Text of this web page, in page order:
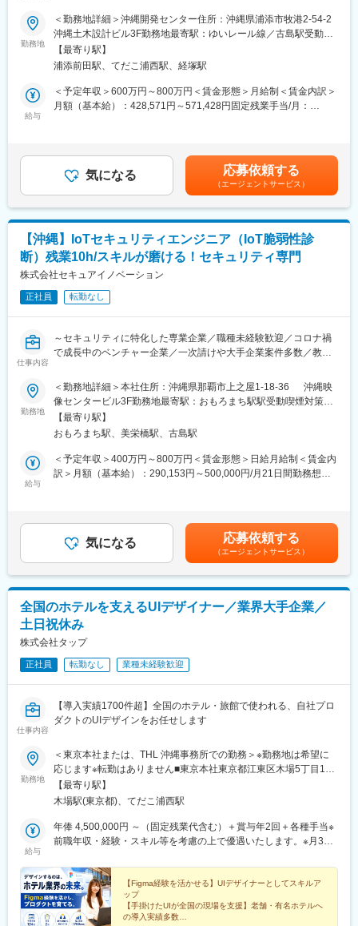
・IT関連業務経験（Office操作、IT基本用語の理解レベルで可）
・基本的なビジネスマナー・PCスキル
・サイバーセキュリティへの強い興味・学習意欲
※IT業界未経験歓迎。異業種出身者も多数活躍中です。
■キャリア・得られるスキル：
・アナリスト → シニアアナリスト／セキュリティコンサルタント
・インシデント分析力・論理的思考力の向上
・資格取得支援制度により、セキュリティ系資格で専門性を証明
「何も起きない日常」を守る社会的意義の高い仕事に、主体的に
学びながら挑戦したい方のご応募をお待ちしています。
変更の範囲：会社の定める業務
■業務内容：
クラウドサービス活用プロジェクトにて、設計・構築領域をリー
ドするポジションです。マネジメントだけでなく、要件定義・設
計からメンバー育成まで幅広く担当します。
■業務詳細：
・チームメンバー（5名程度）のマネジメント、指導、育成
・顧客折衝・提案・各種ドキュメント作成
・運用、監視設計（Zabbix、CloudWatch等）とシステム安定運用
■プロジェクト環境
・主要顧客：富士通、日鉄ソリューションズ ほか大手案件多数
・チーム体制：3～5名規模（全体20名）
・技術領域：AWS／クラウド／運用監視／インフラ設計
■魅力：
・「AIやAWSといった新しい技術を仕事でやりたい」など、意見
が通りやすい職場環境です。
・月1回のWEBや対面の集まり、定期的なキャリアミーティング
・所定労働時間7.5時間で残業も少なく、案件によってはリモート
も可能、有給休暇も年間10日程度取得が可能です。
■当社の魅力：
開。高い技術力だけではなく、質の高いマネジメントの提供を目
指し、調査・解析、システム設計・構築・運用のあらゆるフェー
より、低コスト・高品質のシステム技術を提供。NTTグループ、
東京電力グループ、NECグループなどの様々なプロジェクトで培
ったマネジメント技術をはじめ、開発ノウハウや多数の中小企業
のシステム提案と構築ノウハウにより、お客様の規模・経営方針
に合ったソリューション開発を行っています。
変更の範囲：会社の定める業務
勤務地
＜勤務地詳細＞沖縄開発センター住所：沖縄県浦添市牧港2-54-2
沖縄土木設計ビル3F勤務地最寄駅：ゆいレール線／古島駅受動喫
煙対策：屋内全面禁煙変更の範囲：会社の定める事業所
【最寄り駅】
浦添前田駅、てだこ浦西駅、経塚駅
給与
＜予定年収＞600万円～800万円＜賃金形態＞月給制＜賃金内訳＞
月額（基本給）：428,571円～571,428円固定残業手当/月：
詳細は、経験やスキルを考慮の上決定します。■昇給：年1回（評
価面談に準じて）■賞与：年1回賃金はあくまでも目安の金額であ
り、選考を通じて上下する可能性があります。月給(月額)は固定手
当を含めた表記です。
気になる 応募依頼する
（エージェントサービス）
【沖縄】IoTセキュリティエンジニア（IoT脆弱性診
断）残業10h/スキルが磨ける！セキュリティ専門
株式会社セキュアイノベーション
正社員 転勤なし
仕事内容
～セキュリティに特化した専業企業／職種未経験歓迎／コロナ禍
で成長中のベンチャー企業／一次請けや大手企業案件多数／教育
■職務内容：
車載セキュリティ診断 / IoTセキュリティ診断を行います。
＜車載セキュリティ診断＞
ECU等の車載機器を対象としたセキュリティテスト、ファジン
グ、脆弱性スキャン、ペネトレーションテスト。
また、次世代の車載通信プロトコルであるSOME/IPの研究なども
IoT機器メーカーから機器を取り寄せた上で、セキュリティシステ
ムの脆弱性診断、審査を行います。
的な検査ができるようプランニング）Step（3）診断（ペネトレー
ションテスト、ホスト検査、Webアプリケーション検査）
Step（4）レポート（診断結果報告、解決方法提案）
■職場環境：入社直後は、スキルや経験に応じて、実践形式での研
修を受けていただきます。4～8名のチームで仕事をするため、わ
からないことは常に質問できる環境です。セキュリティに関して
の技術レベルが高い方が多く、専門的な知識を学べます。
■セキュリティ技術の習得について：当社が専業とするセキュリテ
も日々変化しておりますので、常に最新の知識を学び、積極的に
スキルを磨く姿勢が必要となります。実際に、当社社員は退業務
後の時間を使って勉強し、技術のキャッチアップに努めています
（資格取得支援制度有）。
■業務で得られるもの：セキュリティエンジニアの何よりの魅力
は、高い専門スキルで企業やユーザーをIT犯罪から守る仕事だと
は、「情報の事故を未然に防ぐことができた」というやりがいを
感じられます。セキュリティ分野の高い専門性と幅広い業務知識
を身に付けられるのもこの仕事の魅力です。
勤務地
＜勤務地詳細＞本社住所：沖縄県那覇市上之屋1-18-36 沖縄映
像センタービル3F勤務地最寄駅：おもろまち駅駅受動喫煙対策：
敷地内全面禁煙変更の範囲：会社の定める事業所
【最寄り駅】
おもろまち駅、美栄橋駅、古島駅
給与
＜予定年収＞400万円～800万円＜賃金形態＞日給月給制＜賃金内
訳＞月額（基本給）：290,153円～500,000円/月21日間勤務想定
手当＞有＜給与補足＞※固定残業代は残業がない場合も支給し、超
過分は別途支給※経験・能力・前職給等を充分考慮し、面談の上決
定賃金はあくまでも目安の金額であり、選考を通じて上下する可
能性があります。月給(月額)は固定手当を含めた表記です。
気になる 応募依頼する
（エージェントサービス）
全国のホテルを支えるUIデザイナー／業界大手企業／
土日祝休み
株式会社タップ
正社員 転勤なし 業種未経験歓迎
仕事内容
【導入実績1700件超】全国のホテル・旅館で使われる、自社プロ
ダクトのUIデザインをお任せします
勤務地
＜東京本社または、THL 沖縄事務所での勤務＞※勤務地は希望に
応じます※転勤はありません■東京本社東京都江東区木場5丁目10
番11号 宍倉ビル6階（受付）・5階└地下鉄東西線「木場駅」徒歩
1分■THL 沖縄事務所沖縄県うるま市州崎14-27 タップホスピタリ
勤OK
【最寄り駅】
木場駅(東京都)、てだこ浦西駅
給与
年俸 4,500,000円 ～（固定残業代含む）＋賞与年2回＋各種手当※
前職年収・経験・スキル等を考慮の上で優遇いたします。※月30
た場合は別途残業代が加算されます。
【Figma経験を活かせる】UIデザイナーとしてスキルア
ップ
【手掛けたUIが全国の現場を支援】老舗・有名ホテルへ
の導入実績多数